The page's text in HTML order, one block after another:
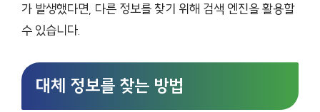
가 발생했다면, 다른 정보를 찾기 위해 검색 엔진을 활용할
수 있습니다.
대체 정보를 찾는 방법